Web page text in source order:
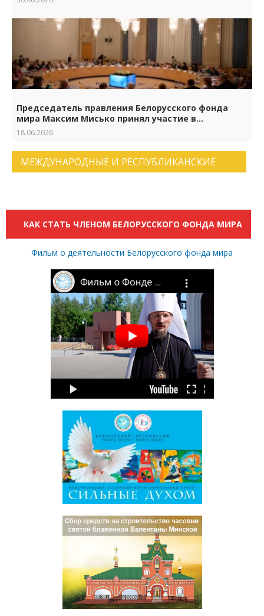
Председатель правления Белорусского фонда
мира Максим Мисько принял участие в
торжествах по случаю 65-летия Российского
18.06.2026
МЕЖДУНАРОДНЫЕ И РЕСПУБЛИКАНСКИЕ
КАК СТАТЬ ЧЛЕНОМ БЕЛОРУССКОГО ФОНДА МИРА
Фильм о деятельности Белорусского фонда мира